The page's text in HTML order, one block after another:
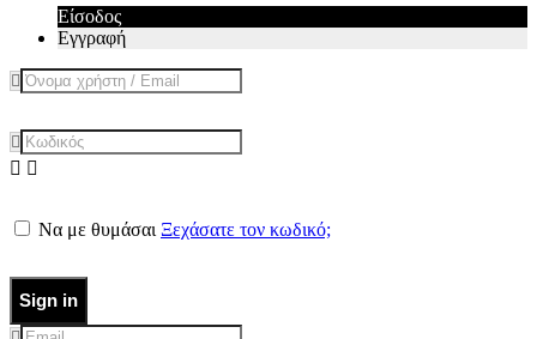
Είσοδος
Εγγραφή
Να με θυμάσαι Ξεχάσατε τον κωδικό;
Sign in